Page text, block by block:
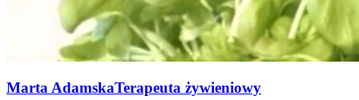
Marta AdamskaTerapeuta żywieniowy